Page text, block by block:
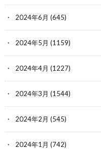
2024年6月 (645)
2024年5月 (1159)
2024年4月 (1227)
2024年3月 (1544)
2024年2月 (545)
2024年1月 (742)